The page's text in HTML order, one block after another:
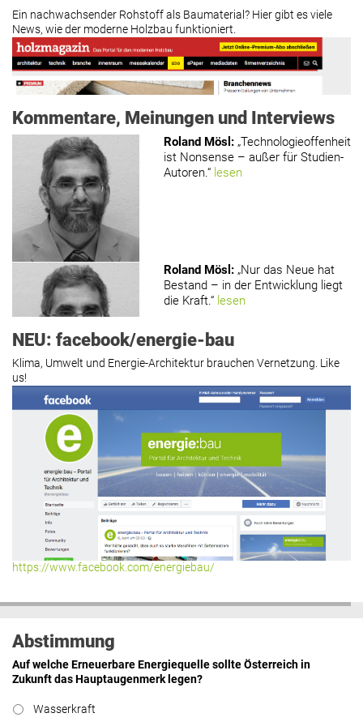
Ein nachwachsender Rohstoff als Baumaterial? Hier gibt es viele
News, wie der moderne Holzbau funktioniert.
www.holzmagazin.com
Kommentare, Meinungen und Interviews
Roland Mösl : „Technologieoffenheit
ist Nonsense – außer für Studien-
Autoren.“ lesen
Roland Mösl : „Nur das Neue hat
Bestand – in der Entwicklung liegt
die Kraft.“ lesen
Roland Mösl: „Man wollte wohl
Kasse machen statt neue Produkte
erfinden.“ lesen
Hier geht’s zu allen Kommentaren
NEU: facebook/energie-bau
Klima, Umwelt und Energie-Architektur brauchen Vernetzung. Like
us!
https://www.facebook.com/energiebau/
Abstimmung
Auf welche Erneuerbare Energiequelle sollte Österreich in
Zukunft das Hauptaugenmerk legen?
Wasserkraft